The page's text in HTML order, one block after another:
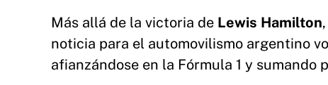
Más allá de la victoria de Lewis Hamilton
noticia para el automovilismo argentino
afianzándose en la Fórmula 1 y sumando